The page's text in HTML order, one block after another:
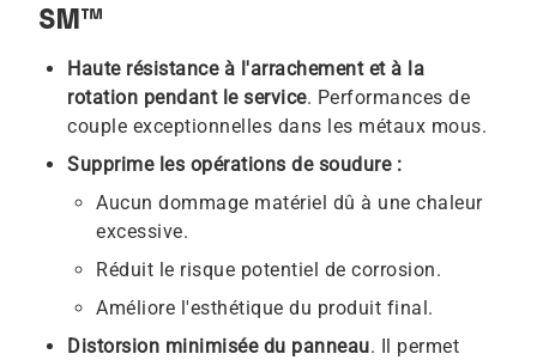
SM™
Haute résistance à l'arrachement et à la
rotation pendant le service. Performances de
couple exceptionnelles dans les métaux mous.
Supprime les opérations de soudure :
Aucun dommage matériel dû à une chaleur
excessive.
Réduit le risque potentiel de corrosion.
Améliore l'esthétique du produit final.
Distorsion minimisée du panneau. Il permet